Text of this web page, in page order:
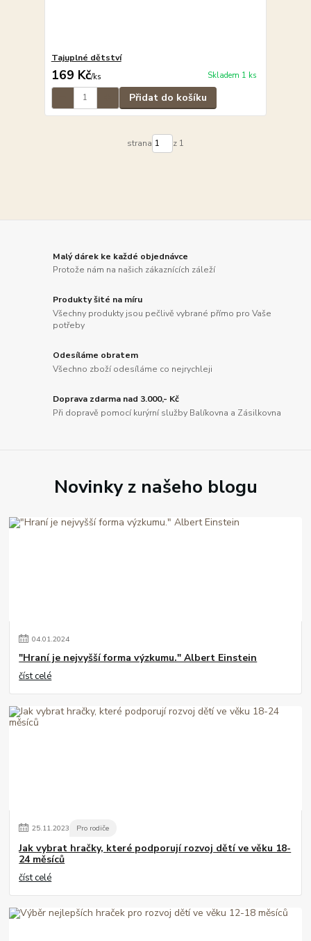
Tajuplné dětství
169 Kč/ks Skladem 1 ks
Přidat do košíku
strana z 1
Malý dárek ke každé objednávce
Protože nám na našich zákaznících záleží
Produkty šité na míru
Všechny produkty jsou pečlivě vybrané přímo pro Vaše
potřeby
Odesíláme obratem
Všechno zboží odesíláme co nejrychleji
Doprava zdarma nad 3.000,- Kč
Při dopravě pomocí kurýrní služby Balíkovna a Zásilkovna
Novinky z našeho blogu
04.01.2024
"Hraní je nejvyšší forma výzkumu." Albert Einstein
číst celé
25.11.2023 Pro rodiče
Jak vybrat hračky, které podporují rozvoj dětí ve věku 18-
24 měsíců
číst celé